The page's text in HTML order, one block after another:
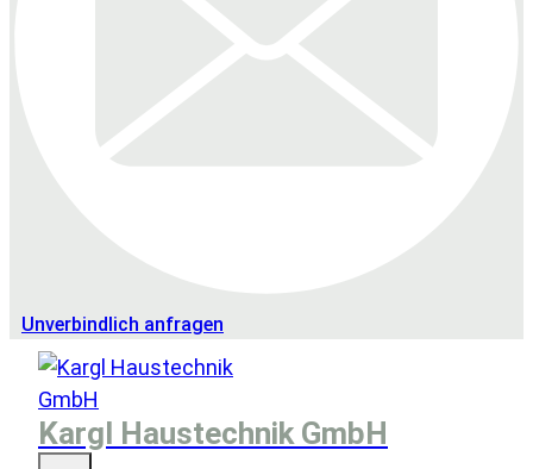
Unverbindlich anfragen
Kargl Haustechnik GmbH